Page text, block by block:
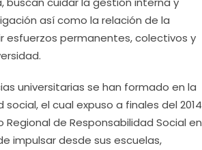
así como la relación de la
permanentes, colectivos y
universitarias se han formado en la
el cual expuso a finales del 2014
de Responsabilidad Social en
impulsar desde sus escuelas,